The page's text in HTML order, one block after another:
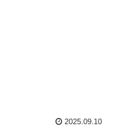
2025.09.10